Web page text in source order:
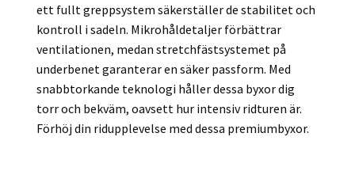
ett fullt greppsystem säkerställer de stabilitet och
kontroll i sadeln. Mikrohåldetaljer förbättrar
ventilationen, medan stretchfästsystemet på
underbenet garanterar en säker passform. Med
snabbtorkande teknologi håller dessa byxor dig
torr och bekväm, oavsett hur intensiv ridturen är.
Förhöj din ridupplevelse med dessa premiumbyxor.